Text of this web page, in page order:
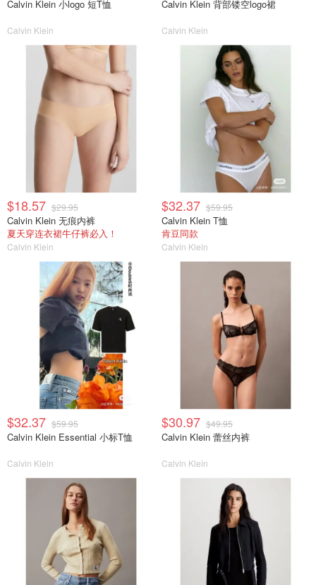
Calvin Klein 小logo 短T恤
Calvin Klein
Calvin Klein 背部镂空logo裙
Calvin Klein
$18.57 $29.95
Calvin Klein 无痕内裤
夏天穿连衣裙牛仔裤必入！
Calvin Klein
$32.37 $59.95
Calvin Klein T恤
肯豆同款
Calvin Klein
$32.37 $59.95
Calvin Klein Essential 小标T恤
Calvin Klein
$30.97 $49.95
Calvin Klein 蕾丝内裤
Calvin Klein